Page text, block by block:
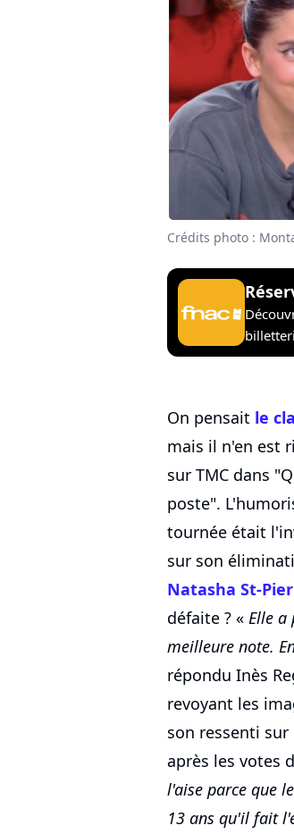
Crédits photo :
On pensait le
mais il n'en est
sur TMC dans
poste".
tournée était
sur son
Natasha St-
défaite ? « Elle a
meilleure note.
répondu Inès
revoyant les
son ressenti
après les votes
l'aise parce que
13 ans qu'il fait